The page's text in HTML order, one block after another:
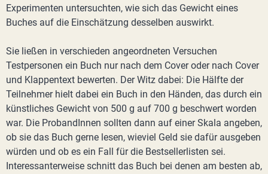
Experimenten untersuchten, wie sich das Gewicht eines
Buches auf die Einschätzung desselben auswirkt.
Sie ließen in verschieden angeordneten Versuchen
Testpersonen ein Buch nur nach dem Cover oder nach Cover
und Klappentext bewerten. Der Witz dabei: Die Hälfte der
Teilnehmer hielt dabei ein Buch in den Händen, das durch ein
künstliches Gewicht von 500 g auf 700 g beschwert worden
war. Die ProbandInnen sollten dann auf einer Skala angeben,
ob sie das Buch gerne lesen, wieviel Geld sie dafür ausgeben
würden und ob es ein Fall für die Bestsellerlisten sei.
Interessanterweise schnitt das Buch bei denen am besten ab,